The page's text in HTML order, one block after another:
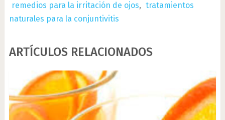
remedios para la irritación de ojos, tratamientos
naturales para la conjuntivitis
ARTÍCULOS RELACIONADOS